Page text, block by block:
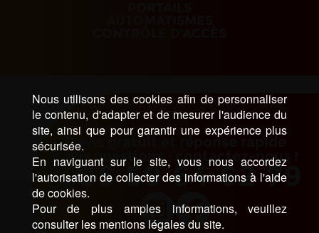
Devis gratuit et réponse rapide
à vos questions : contactez-nous !
05 59 64 62 79
Nous utilisons des cookies afin de personnaliser
le contenu, d'adapter et de mesurer l'audience du
site, ainsi que pour garantir une expérience plus
sécurisée.
En naviguant sur le site, vous nous accordez
l'autorisation de collecter des informations à l'aide
de cookies.
Pour de plus amples informations, veuillez
consulter les mentions légales du site.